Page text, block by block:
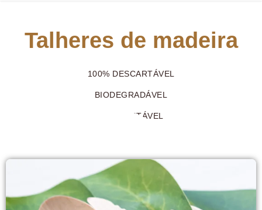
Talheres de madeira
100% DESCARTÁVEL
BIODEGRADÁVEL
COMPOSTÁVEL